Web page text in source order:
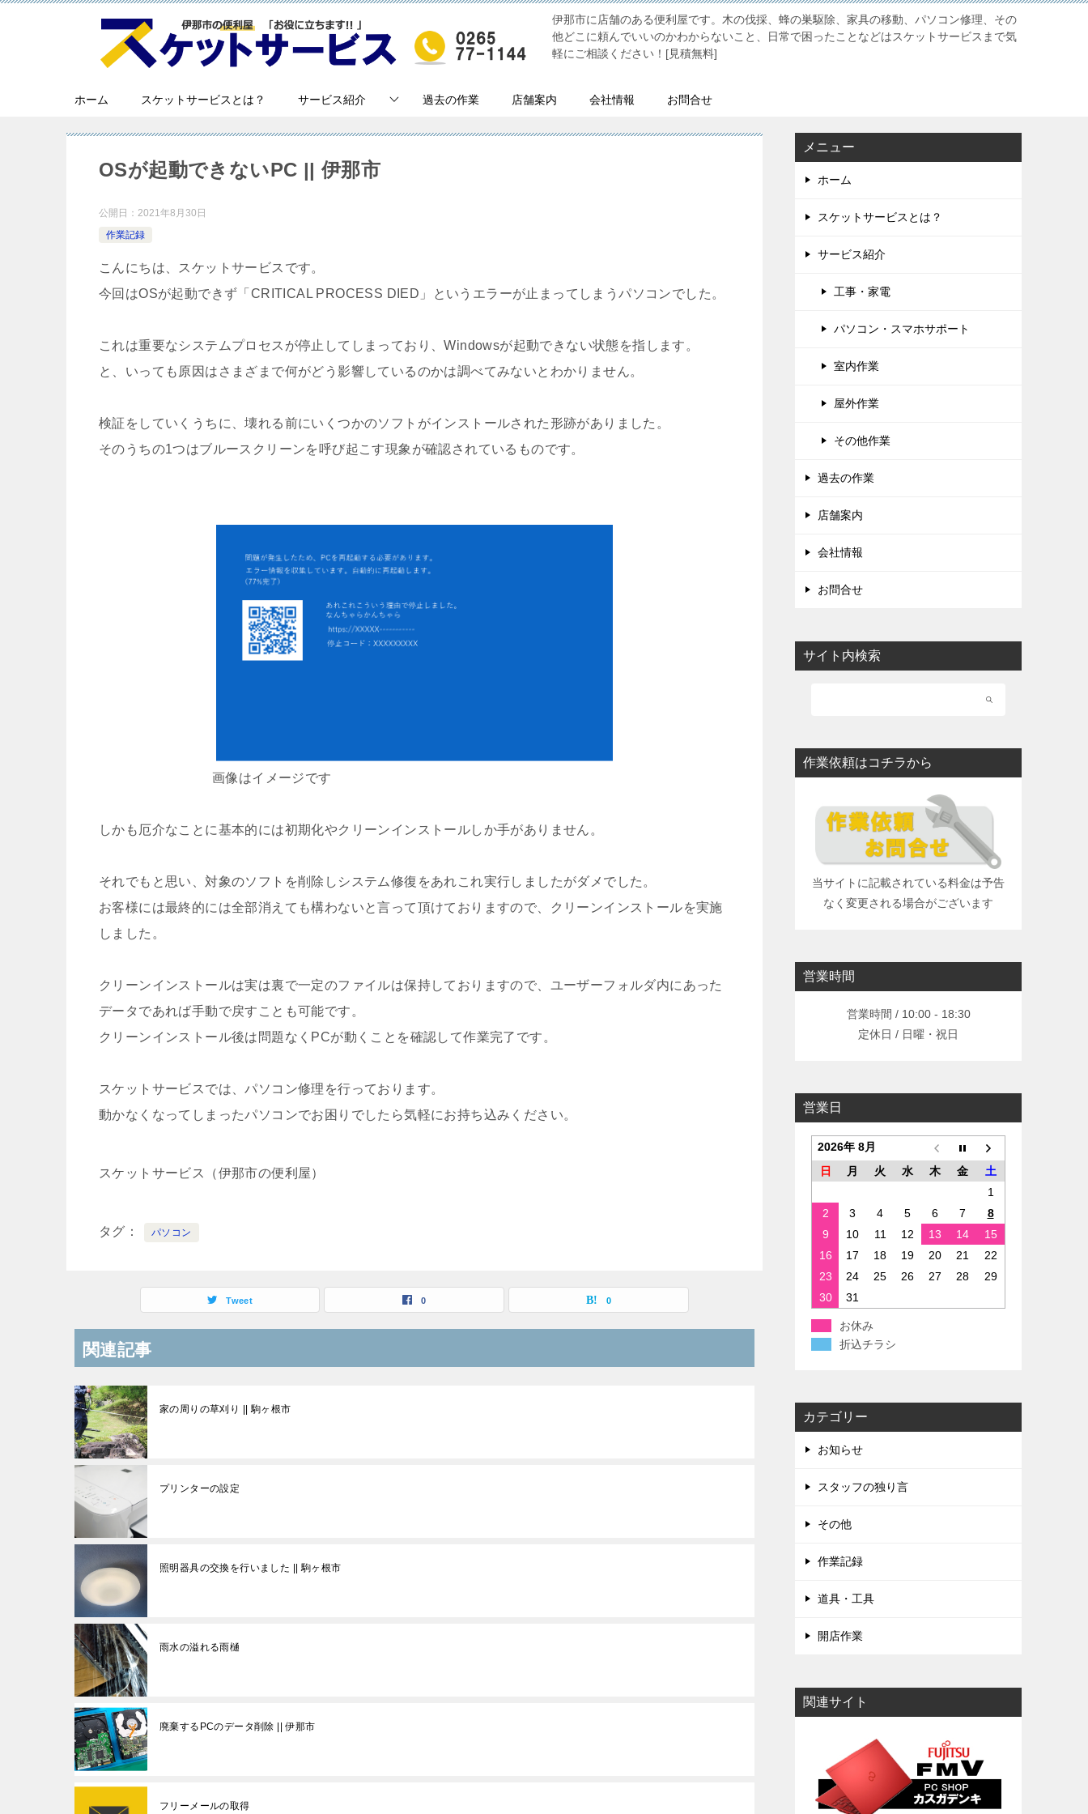
伊那市に店舗のある便利屋です。木の伐採、蜂の巣駆除、家具の移動、パソコン修理、その
他どこに頼んでいいのかわからないこと、日常で困ったことなどはスケットサービスまで気
軽にご相談ください！[見積無料]
ホーム スケットサービスとは？ サービス紹介 過去の作業 店舗案内 会社情報 お問合せ
OSが起動できないPC || 伊那市
公開日： 2021年8月30日
作業記録
こんにちは、スケットサービスです。
今回はOSが起動できず「 CRITICAL PROCESS DIED」というエラーが止まってしまうパソコンでした。
これは重要なシステムプロセスが停止してしまっており、Windowsが起動できない状態を指します。
と、いっても原因はさまざまで何がどう影響しているのかは調べてみないとわかりません。
検証をしていくうちに、壊れる前にいくつかのソフトがインストールされた形跡がありました。
そのうちの1つはブルースクリーンを呼び起こす現象が確認されているものです。
画像はイメージです
しかも厄介なことに基本的には初期化やクリーンインストールしか手がありません。
それでもと思い、対象のソフトを削除しシステム修復をあれこれ実行しましたがダメでした。
お客様には最終的には全部消えても構わないと言って頂けておりますので、クリーンインストールを実施
しました。
クリーンインストールは実は裏で一定のファイルは保持しておりますので、ユーザーフォルダ内にあった
データであれば手動で戻すことも可能です。
クリーンインストール後は問題なくPCが動くことを確認して作業完了です。
スケットサービスでは、パソコン修理を行っております。
動かなくなってしまったパソコンでお困りでしたら気軽にお持ち込みください。
スケットサービス（伊那市の便利屋）
タグ パソコン
Tweet 0 0
関連記事
家の周りの草刈り || 駒ヶ根市
プリンターの設定
照明器具の交換を行いました || 駒ヶ根市
雨水の溢れる雨樋
廃棄するPCのデータ削除 || 伊那市
フリーメールの取得
メニュー
ホーム
スケットサービスとは？
サービス紹介
工事・家電
パソコン・スマホサポート
室内作業
屋外作業
その他作業
過去の作業
店舗案内
会社情報
お問合せ
サイト内検索
作業依頼はコチラから
当サイトに記載されている料金は予告
なく変更される場合がございます
営業時間
営業時間 / 10:00 - 18:30
定休日 / 日曜・祝日
営業日
2026年 8月
日
月 火 水 木 金
土
1
2
3 4 5 6 7
8
9
10 11 12 13 14
15
16
17 18 19 20 21
22
23
24 25 26 27 28
29
30
31
お休み
折込チラシ
カテゴリー
お知らせ
スタッフの独り言
その他
作業記録
道具・工具
開店作業
関連サイト